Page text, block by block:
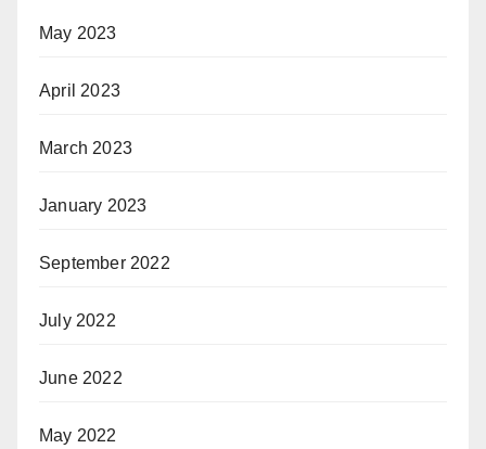
May 2023
April 2023
March 2023
January 2023
September 2022
July 2022
June 2022
May 2022